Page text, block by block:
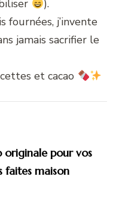
).
fournées, j’invente
jamais sacrifier le
et cacao
originale pour vos
faites maison